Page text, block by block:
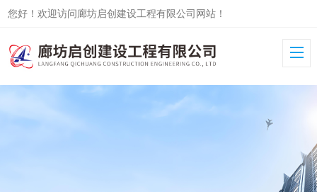
您好！欢迎访问廊坊启创建设工程有限公司网站！